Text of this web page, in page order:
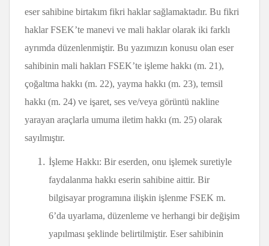
eser sahibine birtakım fikri haklar sağlamaktadır. Bu fikri
haklar FSEK’te manevi ve mali haklar olarak iki farklı
ayrımda düzenlenmiştir. Bu yazımızın konusu olan eser
sahibinin mali hakları FSEK’te işleme hakkı (m. 21),
çoğaltma hakkı (m. 22), yayma hakkı (m. 23), temsil
hakkı (m. 24) ve işaret, ses ve/veya görüntü nakline
yarayan araçlarla umuma iletim hakkı (m. 25) olarak
sayılmıştır.
İşleme Hakkı: Bir eserden, onu işlemek suretiyle
faydalanma hakkı eserin sahibine aittir. Bir
bilgisayar programına ilişkin işlenme FSEK m.
6’da uyarlama, düzenleme ve herhangi bir değişim
yapılması şeklinde belirtilmiştir. Eser sahibinin